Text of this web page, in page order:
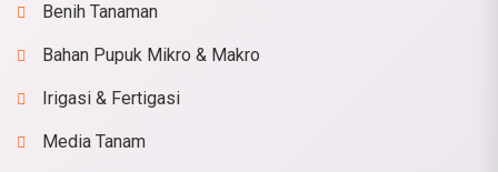
Benih Tanaman
Bahan Pupuk Mikro & Makro
Irigasi & Fertigasi
Media Tanam